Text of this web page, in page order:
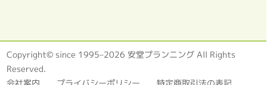
Copyright© since 1995–2026 安堂プランニング All Rights
Reserved.